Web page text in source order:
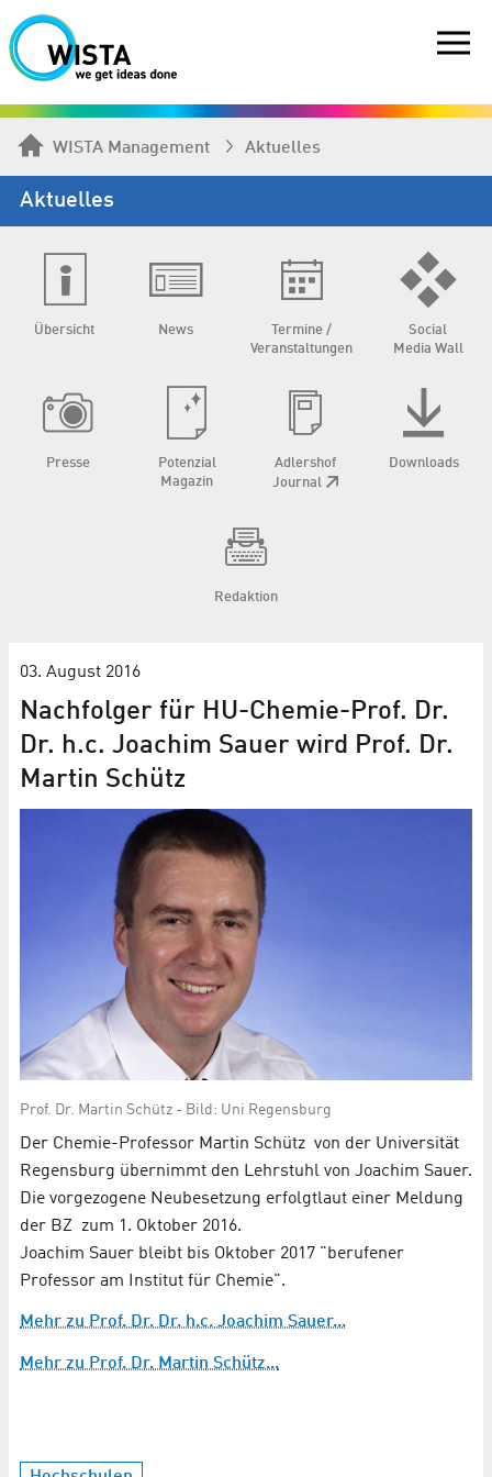
WISTA Management Aktuelles
Aktuelles
Übersicht News
Termine /
Veranstaltungen
Social
Media Wall
Presse
Potenzial
Magazin
Adlershof
Journal
Downloads
Redaktion
03. August 2016
Nachfolger für HU-Chemie-Prof. Dr.
Dr. h.c. Joachim Sauer wird Prof. Dr.
Martin Schütz
Prof. Dr. Martin Schütz - Bild: Uni Regensburg
Der Chemie-Professor Martin Schütz von der Universität
Regensburg übernimmt den Lehrstuhl von Joachim Sauer.
Die vorgezogene Neubesetzung erfolgtlaut einer Meldung
der BZ zum 1. Oktober 2016.
Joachim Sauer bleibt bis Oktober 2017 "berufener
Professor am Institut für Chemie".
Mehr zu Prof. Dr. Dr. h.c. Joachim Sauer...
Mehr zu Prof. Dr. Martin Schütz...